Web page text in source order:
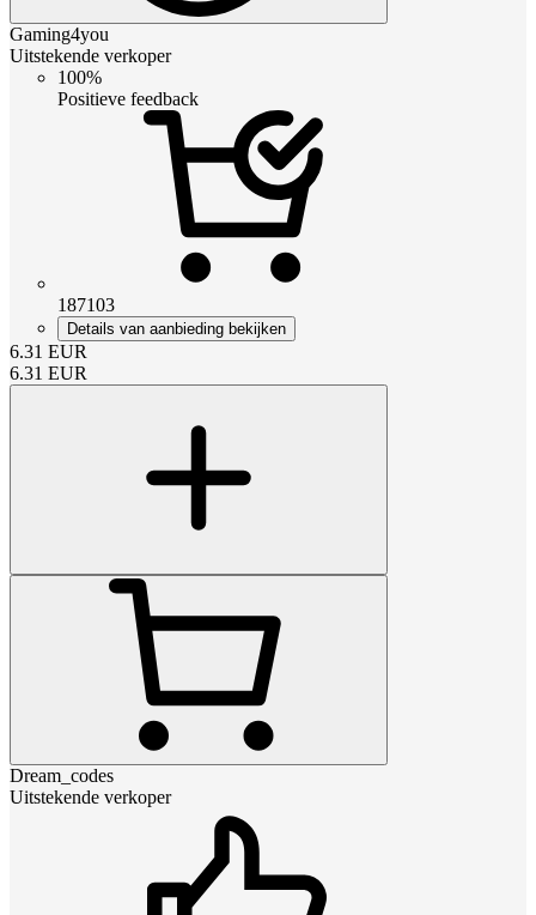
Gaming4you
Uitstekende verkoper
100%
Positieve feedback
187103
Details van aanbieding bekijken
6.31 EUR
6.31 EUR
Dream_codes
Uitstekende verkoper